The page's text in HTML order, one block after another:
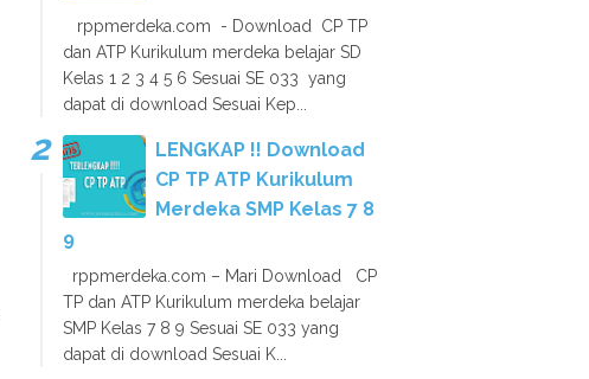
rppmerdeka.com - Download CP TP
dan ATP Kurikulum merdeka belajar SD
Kelas 1 2 3 4 5 6 Sesuai SE 033 yang
dapat di download Sesuai Kep...
LENGKAP !! Download
CP TP ATP Kurikulum
Merdeka SMP Kelas 7 8
9
rppmerdeka.com – Mari Download CP
TP dan ATP Kurikulum merdeka belajar
SMP Kelas 7 8 9 Sesuai SE 033 yang
dapat di download Sesuai K...